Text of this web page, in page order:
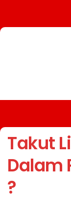
Takut
Dalam
?